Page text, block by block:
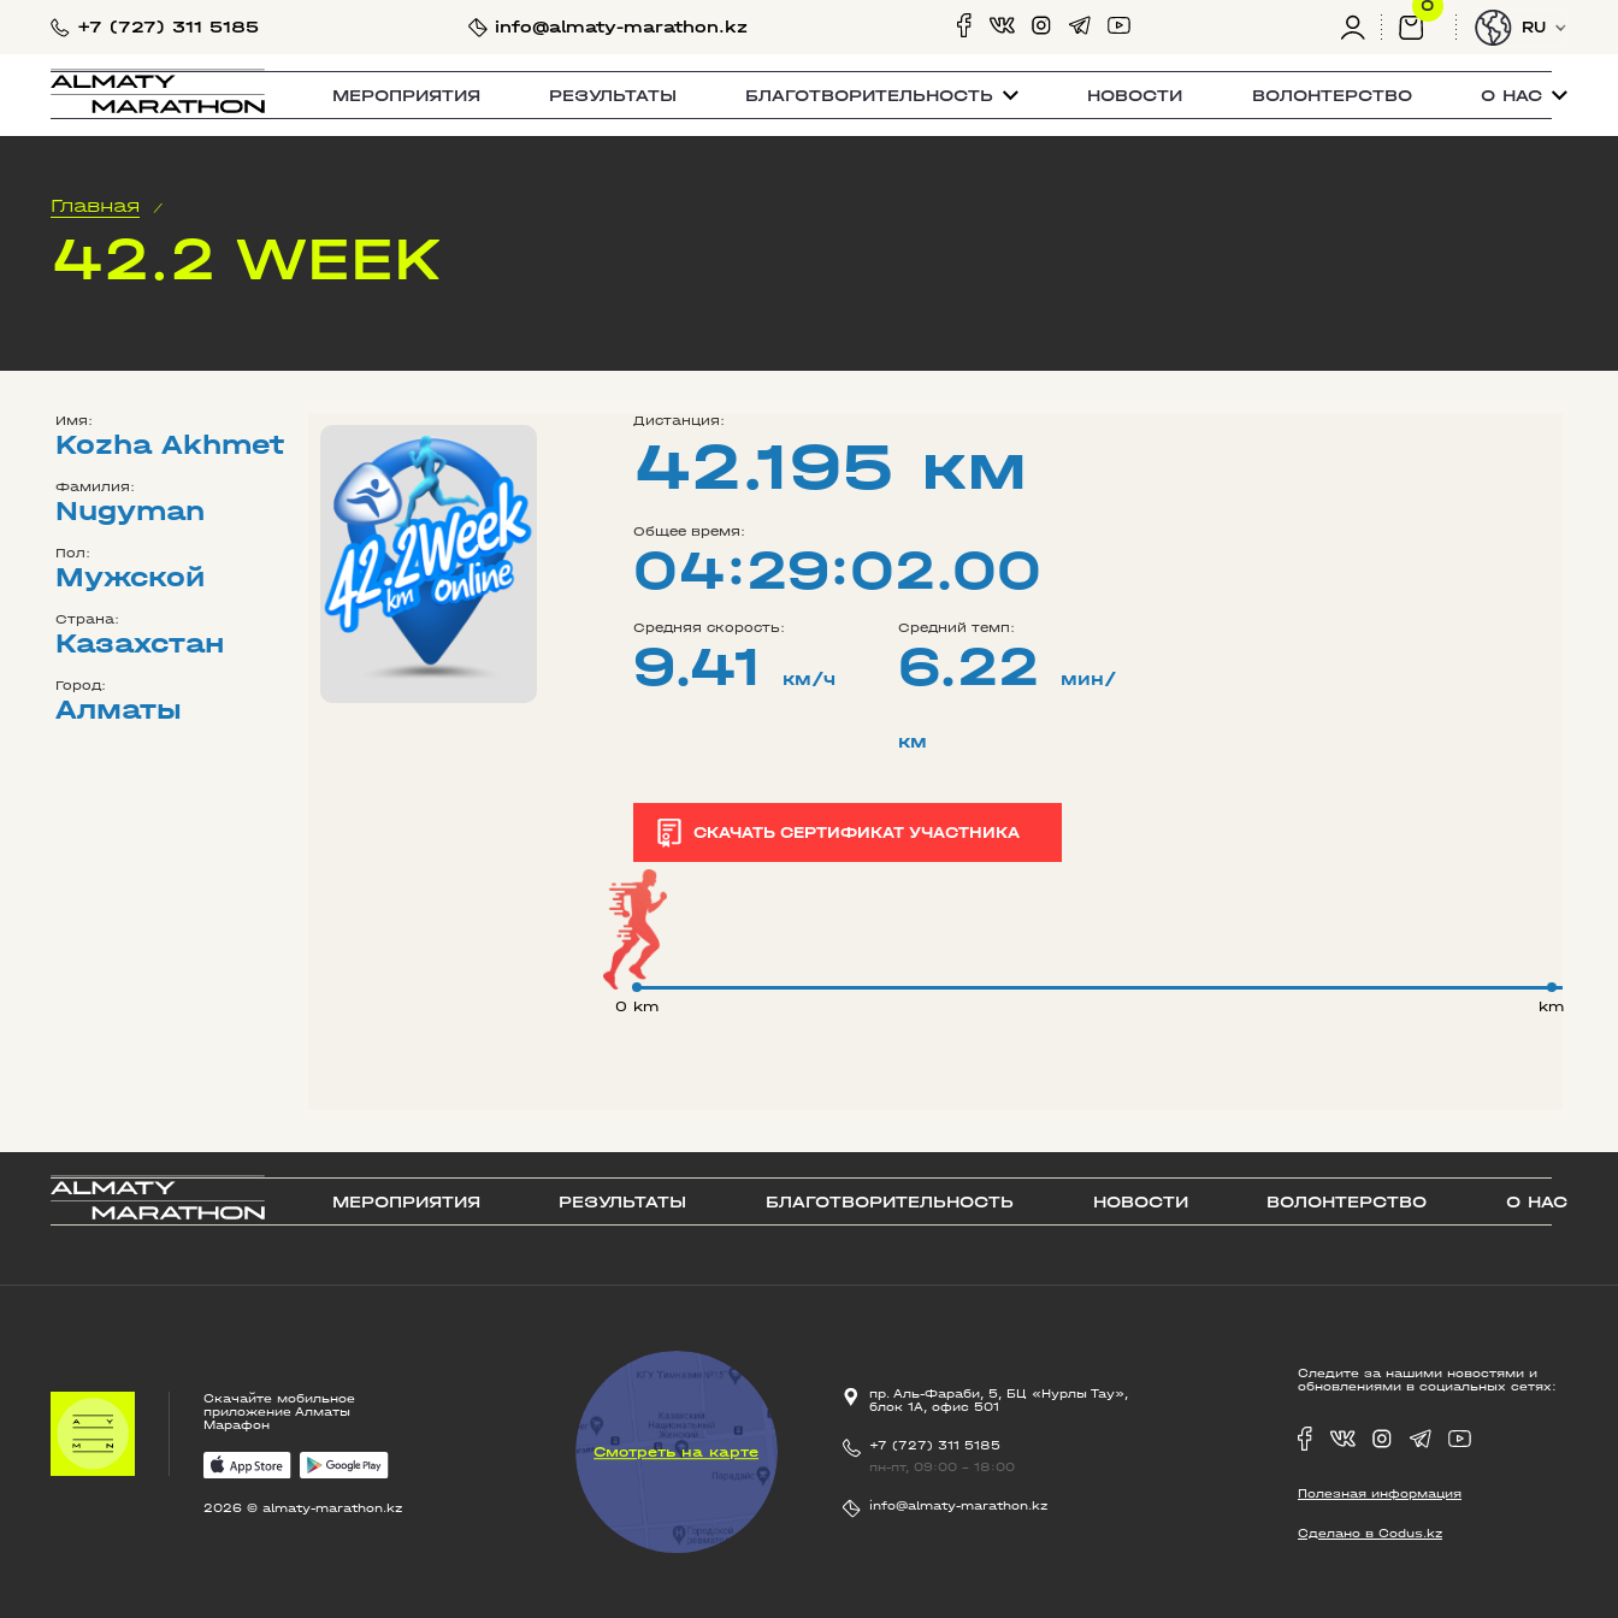
+7 (727) 311 5185 info@almaty-marathon.kz
0
RU
МЕРОПРИЯТИЯ РЕЗУЛЬТАТЫ БЛАГОТВОРИТЕЛЬНОСТЬ НОВОСТИ ВОЛОНТЕРСТВО О НАС
Главная /
42.2 WEEK
Имя:
Kozha Akhmet
Фамилия:
Nugyman
Пол:
Мужской
Страна:
Казахстан
Город:
Алматы
Дистанция:
42.195 км
Общее время:
04:29:02.00
Средняя скорость:
9.41 км/ч
Средний темп:
6.22 мин/
км
СКАЧАТЬ СЕРТИФИКАТ УЧАСТНИКА
0 km km
МЕРОПРИЯТИЯ РЕЗУЛЬТАТЫ БЛАГОТВОРИТЕЛЬНОСТЬ НОВОСТИ ВОЛОНТЕРСТВО О НАС
Скачайте мобильное
приложение Алматы
Марафон
2026 © almaty-marathon.kz
Смотреть на карте
пр. Аль-Фараби, 5, БЦ «Нурлы Тау»,
блок 1А, офис 501
+7 (727) 311 5185
пн-пт, 09:00 - 18:00
info@almaty-marathon.kz
Следите за нашими новостями и
обновлениями в социальных сетях:
Полезная информация
Сделано в Codus.kz